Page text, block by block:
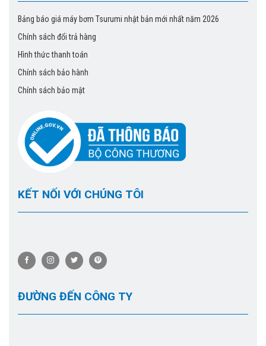
Bảng báo giá máy bơm Tsurumi nhật bản mới nhất năm 2026
Chính sách đổi trả hàng
Hình thức thanh toán
Chính sách bảo hành
Chính sách bảo mật
KẾT NỐI VỚI CHÚNG TÔI
ĐƯỜNG ĐẾN CÔNG TY